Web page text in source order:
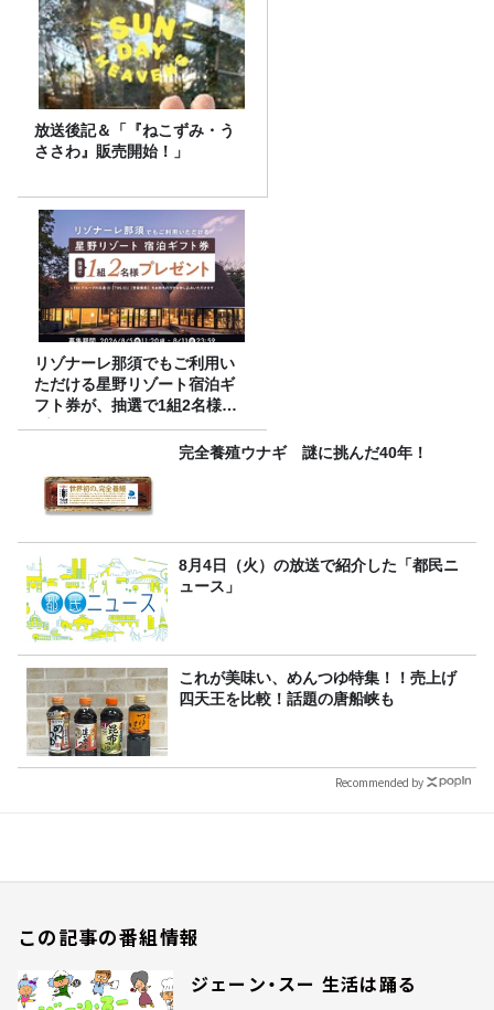
放送後記＆「『ねこずみ・う
ささわ』販売開始！」
リゾナーレ那須でもご利用い
ただける星野リゾート宿泊ギ
フト券が、抽選で1組2名様に
プレゼント！
完全養殖ウナギ 謎に挑んだ40年！
8月4日（火）の放送で紹介した「都民ニ
ュース」
これが美味い、めんつゆ特集！！売上げ
四天王を比較！話題の唐船峡も
Recommended by
この記事の番組情報
ジェーン・スー 生活は踊る